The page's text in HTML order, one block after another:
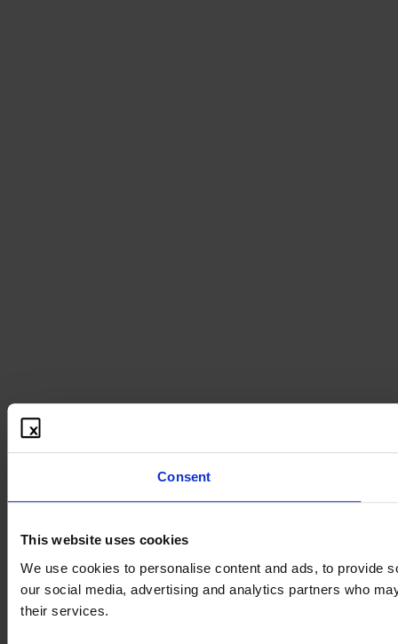
Consent
This website uses cookies
We use cookies to personalise content and ads, to provide
our social media, advertising and analytics partners who
their services.